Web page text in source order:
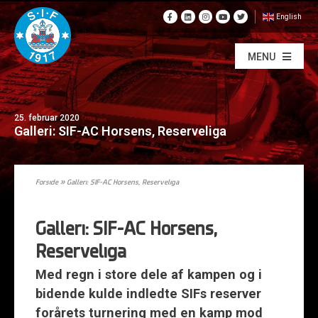
English
MENU
25. februar 2020
Galleri: SIF-AC Horsens, Reserveliga
Forside» Galleri: SIF-AC Horsens, Reserveliga
Galleri: SIF-AC Horsens,
Reserveliga
Med regn i store dele af kampen og i
bidende kulde indledte SIFs reserver
forårets turnering med en kamp mod